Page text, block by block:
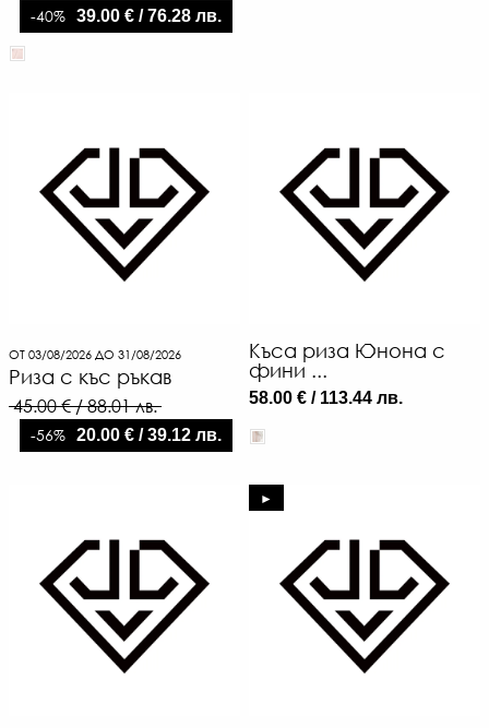
-40% 39.00 € / 76.28 лв.
ОТ 03/08/2026 ДО 31/08/2026
Риза с къс ръкав
45.00 € / 88.01 лв.
-56% 20.00 € / 39.12 лв.
Къса риза Юнона с
фини ...
58.00 € / 113.44 лв.
►